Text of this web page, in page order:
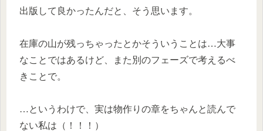
出版して良かったんだと、そう思います。
在庫の山が残っちゃったとかそういうことは…大事
なことではあるけど、また別のフェーズで考えるべ
きことで。
…というわけで、実は物作りの章をちゃんと読んで
ない私は（！！！）